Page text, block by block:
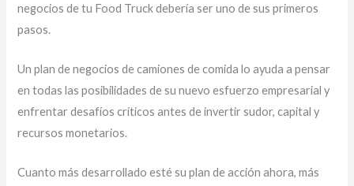
negocios de tu Food Truck debería ser uno de sus primeros
pasos.
Un plan de negocios de camiones de comida lo ayuda a pensar
en todas las posibilidades de su nuevo esfuerzo empresarial y
enfrentar desafíos críticos antes de invertir sudor, capital y
recursos monetarios.
Cuanto más desarrollado esté su plan de acción ahora, más